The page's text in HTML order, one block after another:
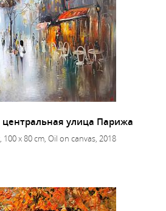
улица Парижа
x 80 cm, Oil on canvas, 2018